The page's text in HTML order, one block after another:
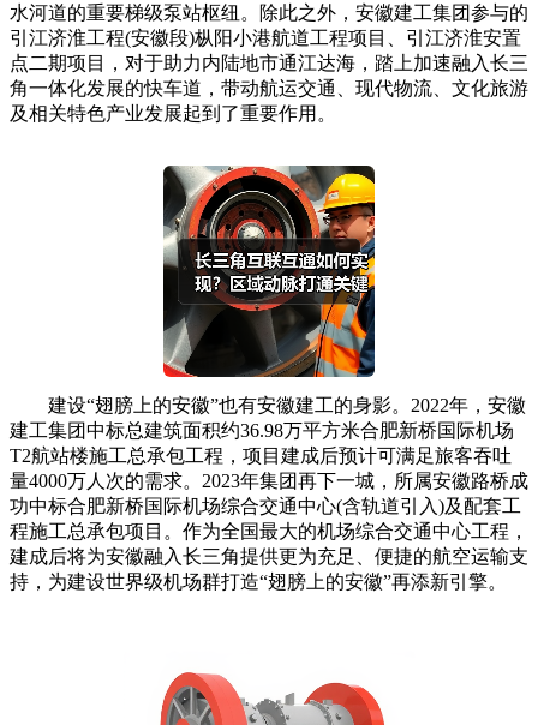
水河道的重要梯级泵站枢纽。除此之外，安徽建工集团参与的
引江济淮工程(安徽段)枞阳小港航道工程项目、引江济淮安置
点二期项目，对于助力内陆地市通江达海，踏上加速融入长三
角一体化发展的快车道，带动航运交通、现代物流、文化旅游
及相关特色产业发展起到了重要作用。
建设“翅膀上的安徽”也有安徽建工的身影。2022年，安徽
建工集团中标总建筑面积约36.98万平方米合肥新桥国际机场
T2航站楼施工总承包工程，项目建成后预计可满足旅客吞吐
量4000万人次的需求。2023年集团再下一城，所属安徽路桥成
功中标合肥新桥国际机场综合交通中心(含轨道引入)及配套工
程施工总承包项目。作为全国最大的机场综合交通中心工程，
建成后将为安徽融入长三角提供更为充足、便捷的航空运输支
持，为建设世界级机场群打造“翅膀上的安徽”再添新引擎。